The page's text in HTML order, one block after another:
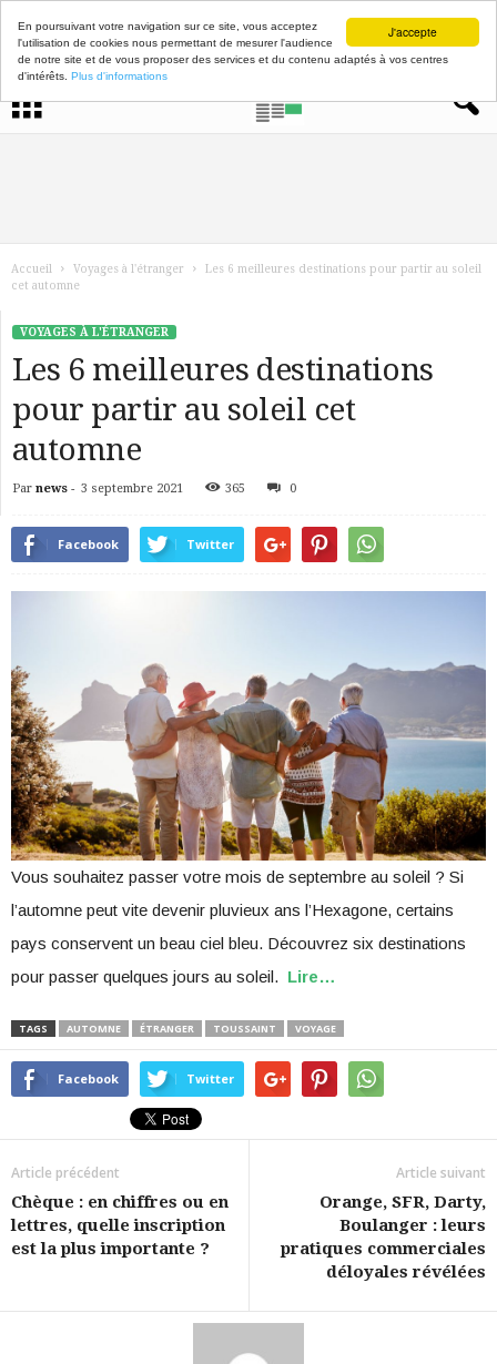
J'accepte
En poursuivant votre navigation sur ce site, vous acceptez
l'utilisation de cookies nous permettant de mesurer l'audience
de notre site et de vous proposer des services et du contenu adaptés à vos centres
d'intérêts. Plus d'informations
Accueil Voyages à l'étranger
Les 6 meilleures destinations pour partir au soleil
cet automne
VOYAGES À L'ÉTRANGER
Les 6 meilleures destinations
pour partir au soleil cet
automne
Par news - 3 septembre 2021 365 0
Facebook Twitter
Vous souhaitez passer votre mois de septembre au soleil ? Si
l’automne peut vite devenir pluvieux ans l’Hexagone, certains
pays conservent un beau ciel bleu. Découvrez six destinations
pour passer quelques jours au soleil. Lire…
TAGS AUTOMNE ÉTRANGER TOUSSAINT VOYAGE
Facebook Twitter
Article précédent
Chèque : en chiffres ou en
lettres, quelle inscription
est la plus importante ?
Article suivant
Orange, SFR, Darty,
Boulanger : leurs
pratiques commerciales
déloyales révélées